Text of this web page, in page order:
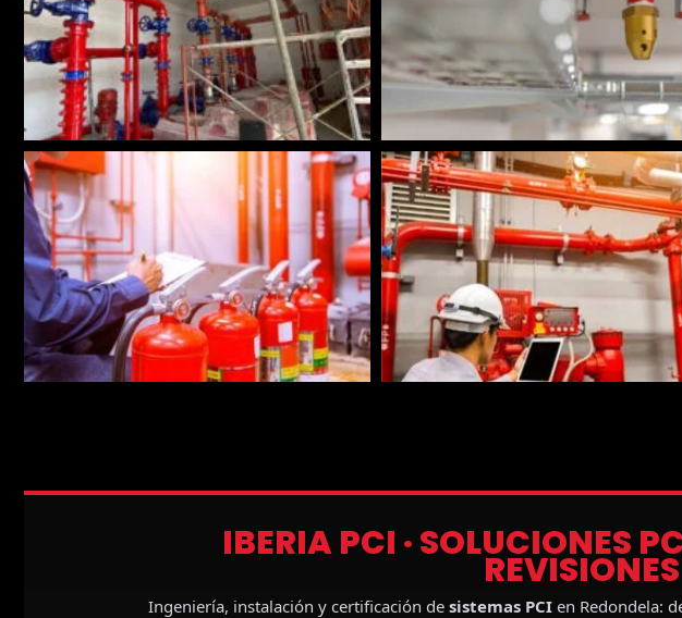
IBERIA PCI · SOLUCIONES
Ingeniería, instalación y certificación de sistemas PCI en Redondela: